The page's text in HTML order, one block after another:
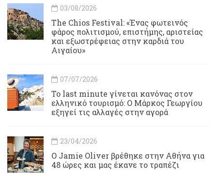
03/08/2026
Τhe Chios Festival: «Ένας φωτεινός
φάρος πολιτισμού, επιστήμης, αριστείας
και εξωστρέφειας στην καρδιά του
Αιγαίου»
07/07/2026
Το last minute γίνεται κανόνας στον
ελληνικό τουρισμό: Ο Μάρκος Γεωργίου
εξηγεί τις αλλαγές στην αγορά
23/04/2026
Ο Jamie Oliver βρέθηκε στην Αθήνα για
48 ώρες και μας έκανε το τραπέζι